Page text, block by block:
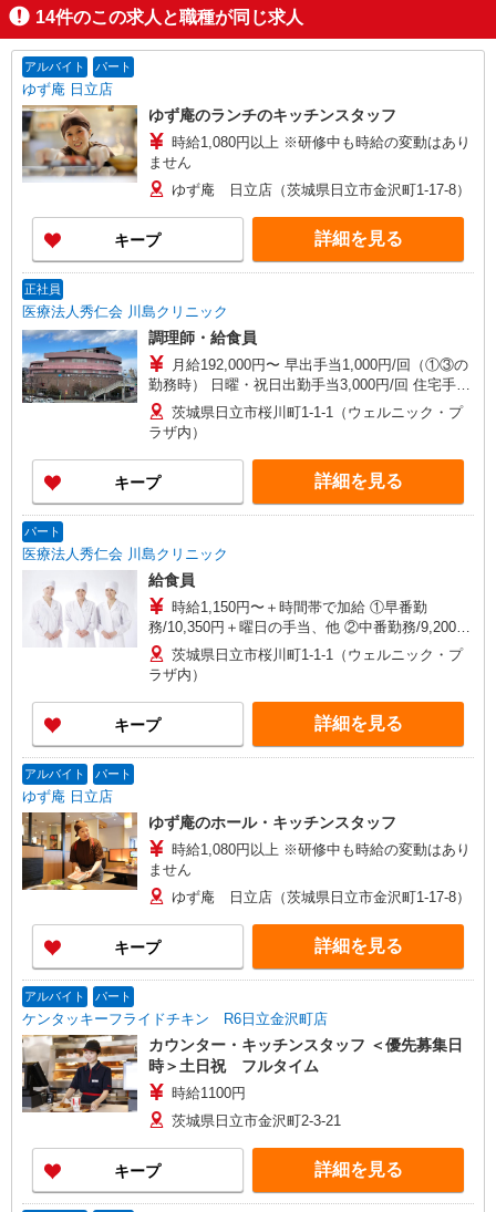
14件のこの求人と職種が同じ求人
アルバイト パート
ゆず庵 日立店
ゆず庵のランチのキッチンスタッフ
時給1,080円以上 ※研修中も時給の変動はあり
ません
ゆず庵 日立店（茨城県日立市金沢町1-17-8）
キープ 詳細を見る
正社員
医療法人秀仁会 川島クリニック
調理師・給食員
月給192,000円〜 早出手当1,000円/回（①③の
勤務時） 日曜・祝日出勤手当3,000円/回 住宅手当
家賃×50％（上限30,000円）別途支給
茨城県日立市桜川町1-1-1（ウェルニック・プ
ラザ内）
キープ 詳細を見る
パート
医療法人秀仁会 川島クリニック
給食員
時給1,150円〜＋時間帯で加給 ①早番勤
務/10,350円＋曜日の手当、他 ②中番勤務/9,200円
＋曜日の手当、他 ③遅番勤務/10,136円＋曜日の手
当、他 上記の時給給与のほか、下記の手当てがあ
ります。 日曜・祝日出勤手当あり 日曜：2,000
円/回 祝日：1,000円/回 通勤手当上限27,000円
／月 食事手当8,000円/月 別途支給 ★試用期間1か
月あり（同条件）
茨城県日立市桜川町1-1-1（ウェルニック・プ
ラザ内）
キープ 詳細を見る
アルバイト パート
ゆず庵 日立店
ゆず庵のホール・キッチンスタッフ
時給1,080円以上 ※研修中も時給の変動はあり
ません
ゆず庵 日立店（茨城県日立市金沢町1-17-8）
キープ 詳細を見る
アルバイト パート
ケンタッキーフライドチキン R6日立金沢町店
カウンター・キッチンスタッフ ＜優先募集日
時＞土日祝 フルタイム
時給1100円
茨城県日立市金沢町2-3-21
キープ 詳細を見る